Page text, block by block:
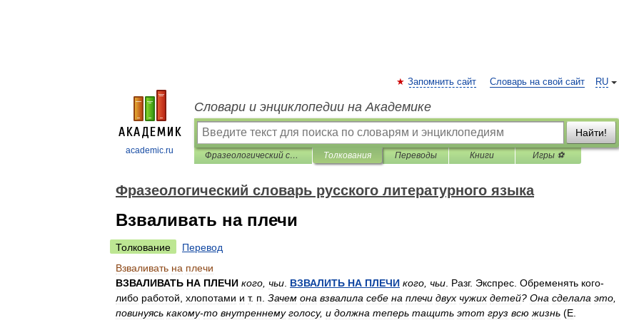
academic.ru
RU
Запомнить сайт Словарь на свой сайт
Словари и энциклопедии на Академике
Найти!
Фразеологический словарь русского литературного языка Толкования Переводы Книги Игры ⚽
Фразеологический словарь русского литературного языка
Взваливать на плечи
Толкование
Перевод
Взваливать на плечи
ВЗВАЛИВАТЬ НА ПЛЕЧИ кого чьи ВЗВАЛИТЬ НА ПЛЕЧИ кого чьи Разг. Экспрес Обременять кого-
либо работой хлопотами и т. п Зачем она взвалила себе на плечи двух чужих детей? Она сделала это
повинуясь какому-то внутреннему голосу, и должна теперь тащить этот груз всю жизнь (Е